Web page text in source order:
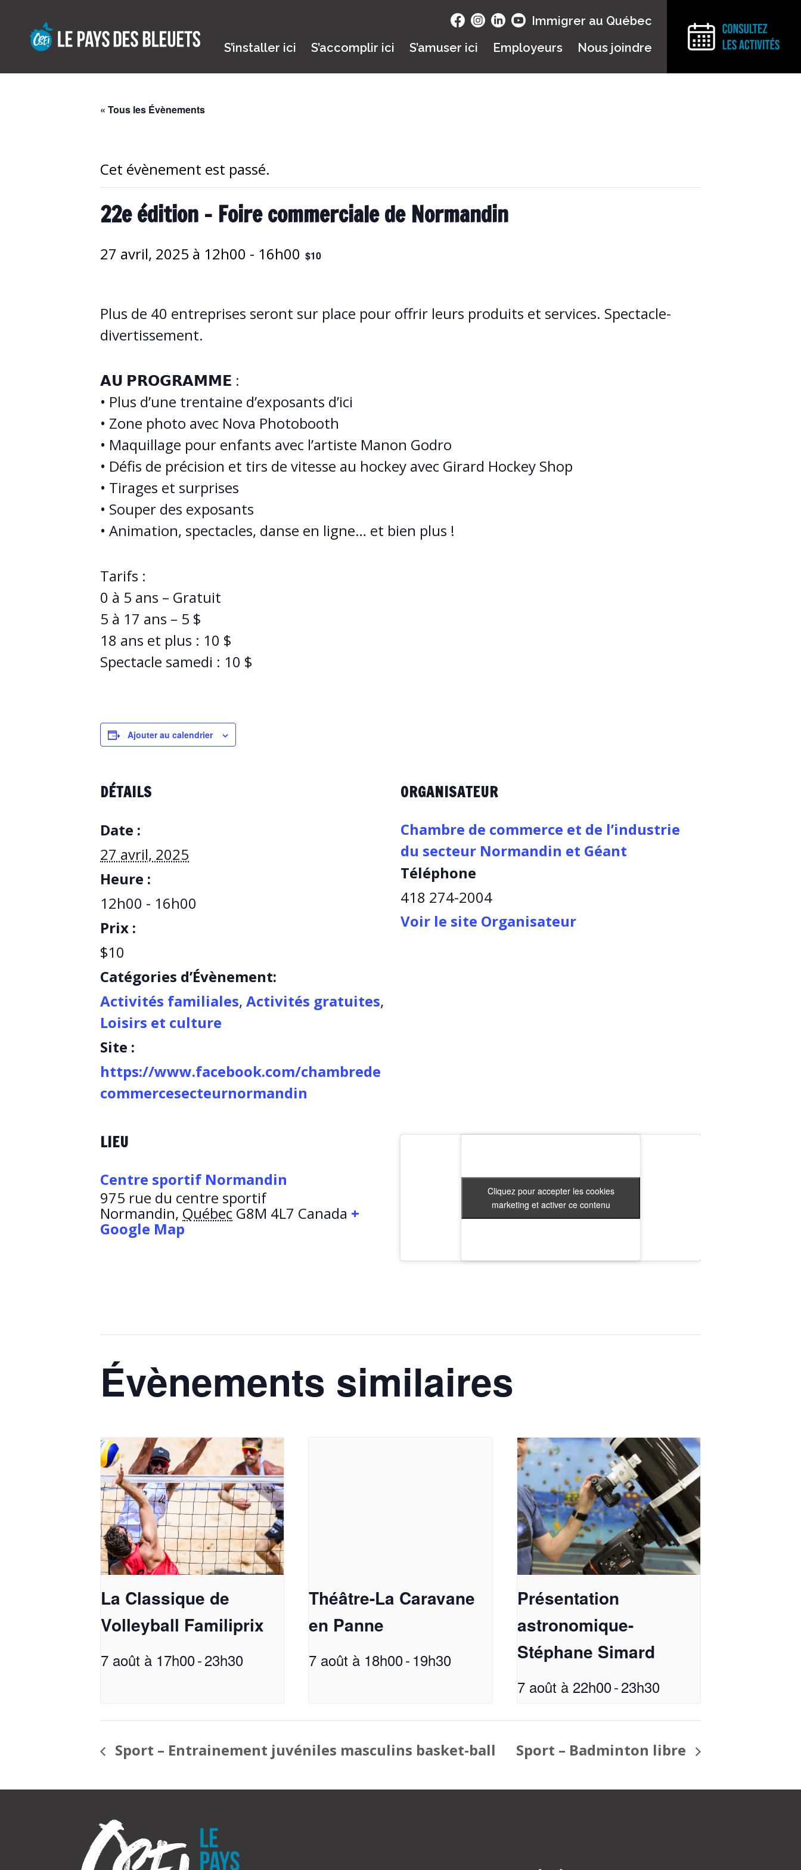
content
Immigrer au Québec
S’installer ici
S’accomplir ici S’amuser ici Employeurs Nous joindre
« Tous les Évènements
Cet évènement est passé.
22e édition – Foire commerciale de Normandin
27 avril, 2025 à 12h00 - 16h00 $10
Plus de 40 entreprises seront sur place pour offrir leurs produits et services. Spectacle-
divertissement.
𝗔𝗨 𝗣𝗥𝗢𝗚𝗥𝗔𝗠𝗠𝗘 :
• Plus d’une trentaine d’exposants d’ici
• Zone photo avec Nova Photobooth
• Maquillage pour enfants avec l’artiste Manon Godro
• Défis de précision et tirs de vitesse au hockey avec Girard Hockey Shop
• Tirages et surprises
• Souper des exposants
• Animation, spectacles, danse en ligne… et bien plus !
Tarifs :
0 à 5 ans – Gratuit
5 à 17 ans – 5 $
18 ans et plus : 10 $
Spectacle samedi : 10 $
Ajouter au calendrier
DÉTAILS
Date :
27 avril, 2025
Heure :
12h00 - 16h00
Prix :
$10
Catégories d’Évènement:
Activités familiales, Activités gratuites,
Loisirs et culture
Site :
https://www.facebook.com/chambrede
commercesecteurnormandin
ORGANISATEUR
Chambre de commerce et de l’industrie
du secteur Normandin et Géant
Téléphone
418 274-2004
Voir le site Organisateur
LIEU
Centre sportif Normandin
975 rue du centre sportif
Normandin, Québec G8M 4L7 Canada +
Google Map
Cliquez pour accepter les cookies
marketing et activer ce contenu
Cliquez pour accepter les cookies
marketing et activer ce contenu
Évènements similaires
La Classique de
Volleyball Familiprix
7 août à 17h00-23h30
Théâtre-La Caravane
en Panne
7 août à 18h00- 19h30
Présentation
astronomique-
Stéphane Simard
7 août à 22h00-23h30
Sport – Entrainement juvéniles masculins basket-ball Sport – Badminton libre